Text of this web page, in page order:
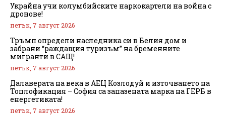
Украйна учи колумбийските наркокартели на война с
дронове!
петък, 7 август 2026
Тръмп определи наследника си в Белия дом и
забрани “раждащия туризъм” на бременните
мигранти в САЩ!
петък, 7 август 2026
Далаверата на века в АЕЦ Козлодуй и източването на
Топлофикация – София са запазената марка на ГЕРБ в
енергетиката!
петък, 7 август 2026